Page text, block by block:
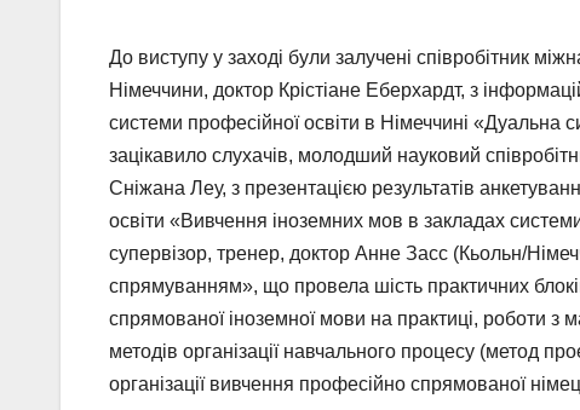
До виступу у заході були залучені співробітник
Німеччини, доктор Крістіане Еберхардт, з
системи професійної освіти в Німеччині «Дуальна
зацікавило слухачів, молодший науковий
Сніжана Леу, з презентацією результатів
освіти «Вивчення іноземних мов в закладах
супервізор, тренер, доктор Анне Засс (Кьольн/
спрямуванням», що провела шість практичних
спрямованої іноземної мови на практиці, роботи з
методів організації навчального процесу (метод
організації вивчення професійно спрямованої